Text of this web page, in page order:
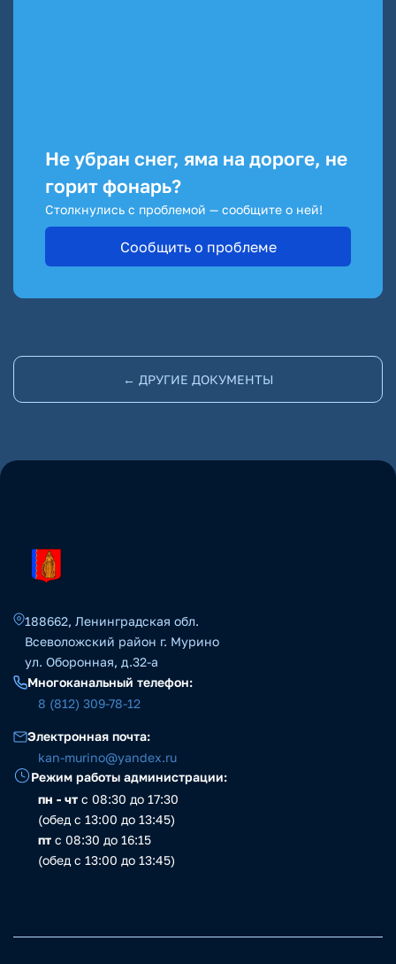
Не убран снег, яма на дороге, не
горит фонарь?
Столкнулись с проблемой — сообщите о ней!
Сообщить о проблеме
← ДРУГИЕ ДОКУМЕНТЫ
188662, Ленинградская обл.
Всеволожский район г. Мурино
ул. Оборонная, д.32-а
Многоканальный телефон:
8 (812) 309-78-12
Электронная почта:
kan-murino@yandex.ru
Режим работы администрации:
пн - чт с 08:30 до 17:30
(обед с 13:00 до 13:45)
пт с 08:30 до 16:15
(обед с 13:00 до 13:45)